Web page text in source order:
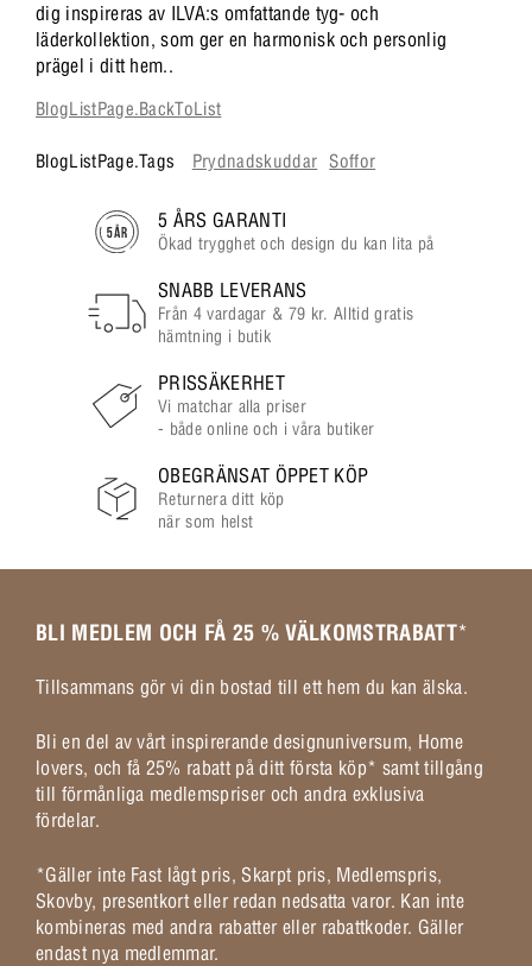
dig inspireras av ILVA:s omfattande tyg- och
läderkollektion, som ger en harmonisk och personlig
prägel i ditt hem..
BlogListPage.BackToList
BlogListPage.Tags Prydnadskuddar Soffor
5 ÅRS GARANTI
Ökad trygghet och design du kan lita på
SNABB LEVERANS
Från 4 vardagar & 79 kr. Alltid gratis
hämtning i butik
PRISSÄKERHET
Vi matchar alla priser
- både online och i våra butiker
OBEGRÄNSAT ÖPPET KÖP
Returnera ditt köp
när som helst
BLI MEDLEM OCH FÅ 25 % VÄLKOMSTRABATT*
Tillsammans gör vi din bostad till ett hem du kan älska.
Bli en del av vårt inspirerande designuniversum, Home
lovers, och få 25% rabatt på ditt första köp* samt tillgång
till förmånliga medlemspriser och andra exklusiva
fördelar.
*Gäller inte Fast lågt pris, Skarpt pris, Medlemspris,
Skovby, presentkort eller redan nedsatta varor. Kan inte
kombineras med andra rabatter eller rabattkoder. Gäller
endast nya medlemmar.